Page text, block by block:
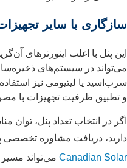
سازگاری با سایر
این پنل با اغلب اینورترهای
می‌تواند در سیستم‌های
سرب‌اسید یا لیتیومی نیز
و تطبیق ظرفیت تجهیزات با
اگر در انتخاب تعداد پنل،
دارید، دریافت مشاوره تخصصی
Canadian Solar می‌تواند